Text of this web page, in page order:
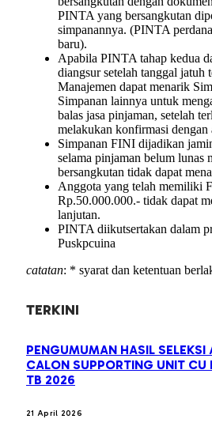
PINTA yang bersangkutan
simpanannya. (PINTA
baru).
Apabila PINTA tahap kedua
diangsur setelah tanggal jatuh
Manajemen dapat menarik
Simpanan lainnya untuk
balas jasa pinjaman, setelah
melakukan konfirmasi dengan
Simpanan FINI dijadikan
selama pinjaman belum lunas
bersangkutan tidak dapat
Anggota yang telah memiliki
Rp.50.000.000.- tidak dapat
lanjutan.
PINTA diikutsertakan dalam
Puskpcuina
catatan: * syarat dan ketentuan
TERKINI
PENGUMUMAN HASIL SELEKSI
CALON SUPPORTING UNIT CU
TB 2026
21 April 2026